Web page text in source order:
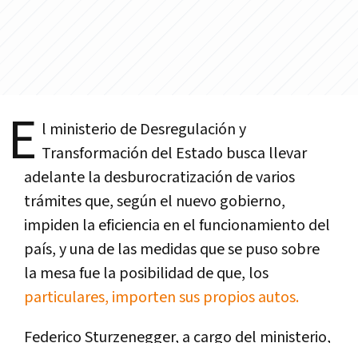
E l ministerio de Desregulación y
Transformación del Estado busca llevar
adelante la desburocratización de varios
trámites que, según el nuevo gobierno,
impiden la eficiencia en el funcionamiento del
país, y una de las medidas que se puso sobre
la mesa fue la posibilidad de que, los
particulares, importen sus propios autos.
Federico Sturzenegger, a cargo del ministerio,